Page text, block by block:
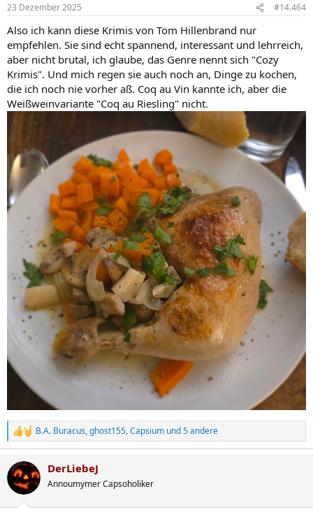
e
:
23 Dezember 2025 #14.464
Also ich kann diese Krimis von Tom Hillenbrand nur
empfehlen. Sie sind echt spannend, interessant und lehrreich,
aber nicht brutal, ich glaube, das Genre nennt sich "Cozy
Krimis". Und mich regen sie auch noch an, Dinge zu kochen,
die ich noch nie vorher aß. Coq au Vin kannte ich, aber die
Weißweinvariante "Coq au Riesling" nicht.
R
e
k
t
i
B.A. Buracus,ghost155,Capsium und 5 andere
DerLiebeJ
Annoumymer Capsoholiker